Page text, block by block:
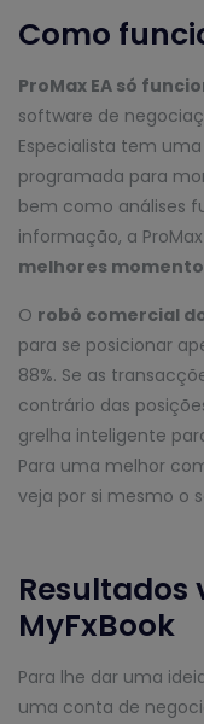
Como
ProMax EA só
software de
Especialista tem
programada para
bem como análises
informação, a
melhores
O robô comercial
para se posicionar
88%. Se as
contrário das
grelha inteligente
Para uma melhor
veja por si mesmo o
Resultados
MyFxBook
Para lhe dar uma
uma conta de